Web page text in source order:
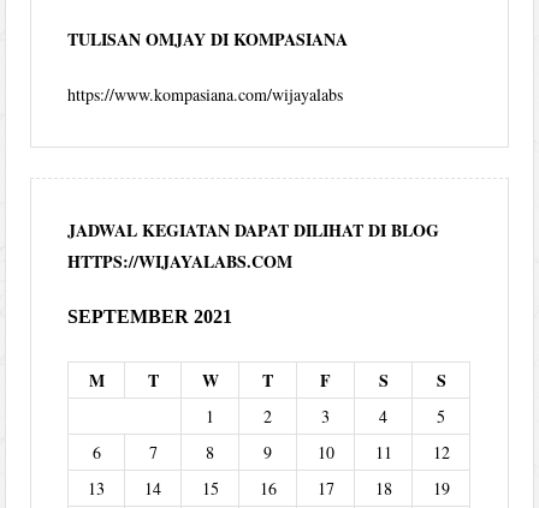
TULISAN OMJAY DI KOMPASIANA
https://www.kompasiana.com/wijayalabs
JADWAL KEGIATAN DAPAT DILIHAT DI BLOG
HTTPS://WIJAYALABS.COM
SEPTEMBER 2021
M T W T F S S
1 2 3 4
5
6
7 8 9 10 11
12
13
14 15 16 17 18
19